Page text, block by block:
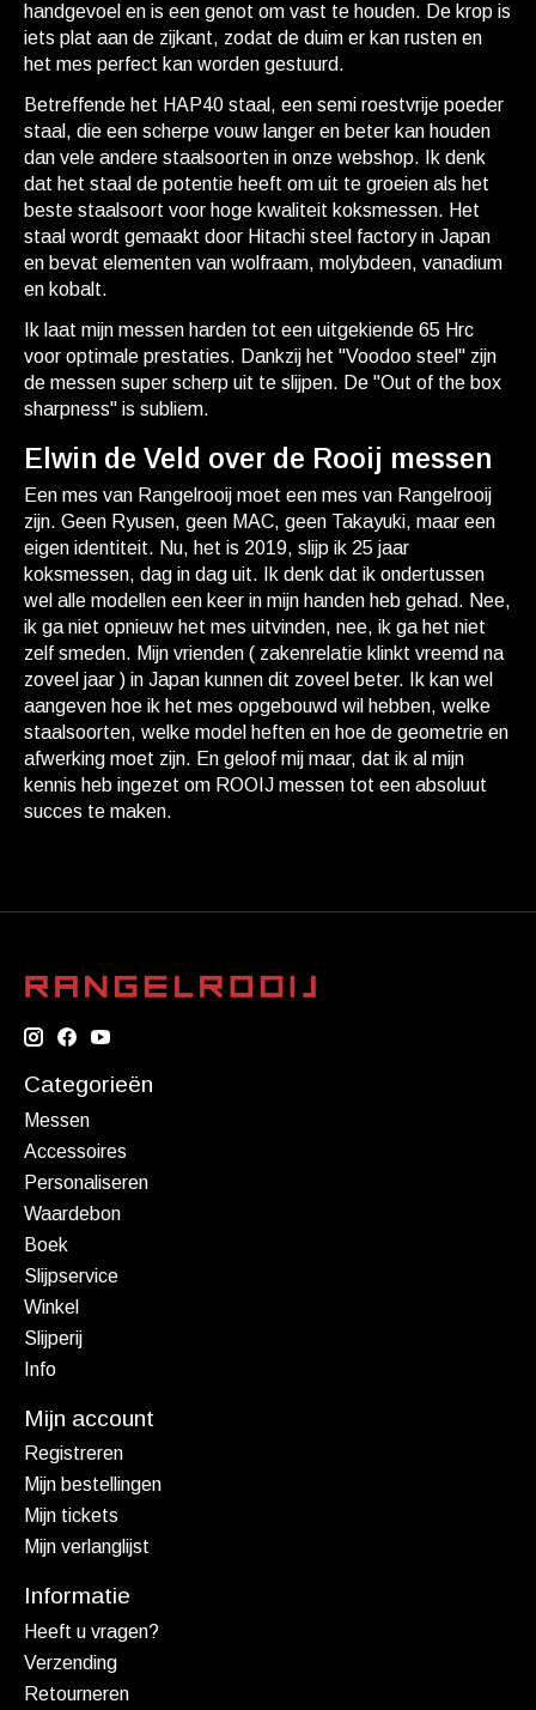
handgevoel en is een genot om vast te houden. De krop is
iets plat aan de zijkant, zodat de duim er kan rusten en
het mes perfect kan worden gestuurd.
Betreffende het HAP40 staal, een semi roestvrije poeder
staal, die een scherpe vouw langer en beter kan houden
dan vele andere staalsoorten in onze webshop. Ik denk
dat het staal de potentie heeft om uit te groeien als het
beste staalsoort voor hoge kwaliteit koksmessen. Het
staal wordt gemaakt door Hitachi steel factory in Japan
en bevat elementen van wolfraam, molybdeen, vanadium
en kobalt.
Ik laat mijn messen harden tot een uitgekiende 65 Hrc
voor optimale prestaties. Dankzij het "Voodoo steel" zijn
de messen super scherp uit te slijpen. De "Out of the box
sharpness" is subliem.
Elwin de Veld over de Rooij messen
Een mes van Rangelrooij moet een mes van Rangelrooij
zijn. Geen Ryusen, geen MAC, geen Takayuki, maar een
eigen identiteit. Nu, het is 2019, slijp ik 25 jaar
koksmessen, dag in dag uit. Ik denk dat ik ondertussen
wel alle modellen een keer in mijn handen heb gehad. Nee,
ik ga niet opnieuw het mes uitvinden, nee, ik ga het niet
zelf smeden. Mijn vrienden ( zakenrelatie klinkt vreemd na
zoveel jaar ) in Japan kunnen dit zoveel beter. Ik kan wel
aangeven hoe ik het mes opgebouwd wil hebben, welke
staalsoorten, welke model heften en hoe de geometrie en
afwerking moet zijn. En geloof mij maar, dat ik al mijn
kennis heb ingezet om ROOIJ messen tot een absoluut
succes te maken.
Categorieën
Messen
Accessoires
Personaliseren
Waardebon
Boek
Slijpservice
Winkel
Slijperij
Info
Mijn account
Registreren
Mijn bestellingen
Mijn tickets
Mijn verlanglijst
Informatie
Heeft u vragen?
Verzending
Retourneren